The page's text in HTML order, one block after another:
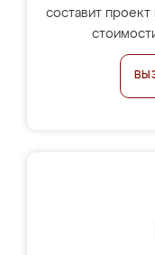
составит проект